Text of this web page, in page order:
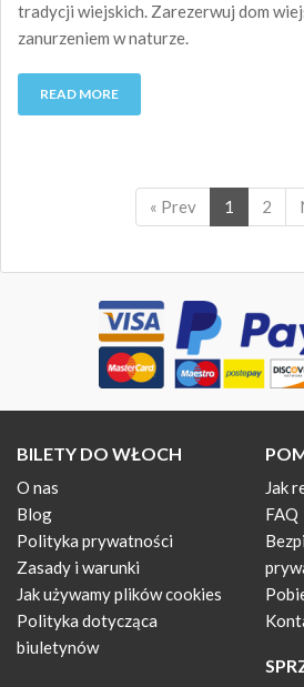
tradycji wiejskich. Zarezerwuj dom
zanurzeniem w naturze.
READ MORE
« Prev 1 2
BILETY DO WŁOCH
O nas
Blog
Polityka prywatności
Zasady i warunki
Jak używamy plików cookies
Polityka dotycząca
biuletynów
Jak
FAQ